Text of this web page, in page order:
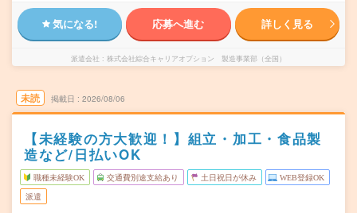
気になる! 応募へ進む 詳しく見る
派遣会社 株式会社綜合キャリアオプション 製造事業部（全国）
未読 掲載日 2026/08/06
【未経験の方大歓迎！】組立・加工・食品製
造など/日払いOK
職種未経験OK 交通費別途支給あり 土日祝日が休み WEB登録OK
派遣